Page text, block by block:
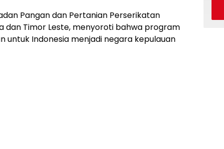
Pangan dan Pertanian Perserikatan
dan Timor Leste, menyoroti bahwa program
untuk Indonesia menjadi negara kepulauan